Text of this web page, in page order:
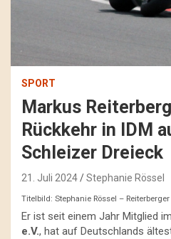
SPORT
Markus
Rückkehr in IDM
Schleizer Dreieck
21. Juli 2024 Stephanie Rössel
Titelbild: Stephanie Rössel –
Er ist seit einem Jahr Mitglied im
e.V., hat auf Deutschlands